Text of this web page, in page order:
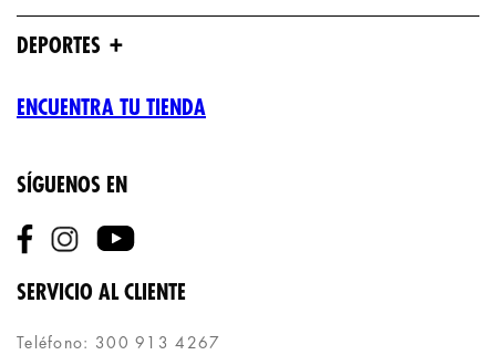
DEPORTES +
ENCUENTRA TU TIENDA
SÍGUENOS EN
SERVICIO AL CLIENTE
Teléfono: 300 913 4267